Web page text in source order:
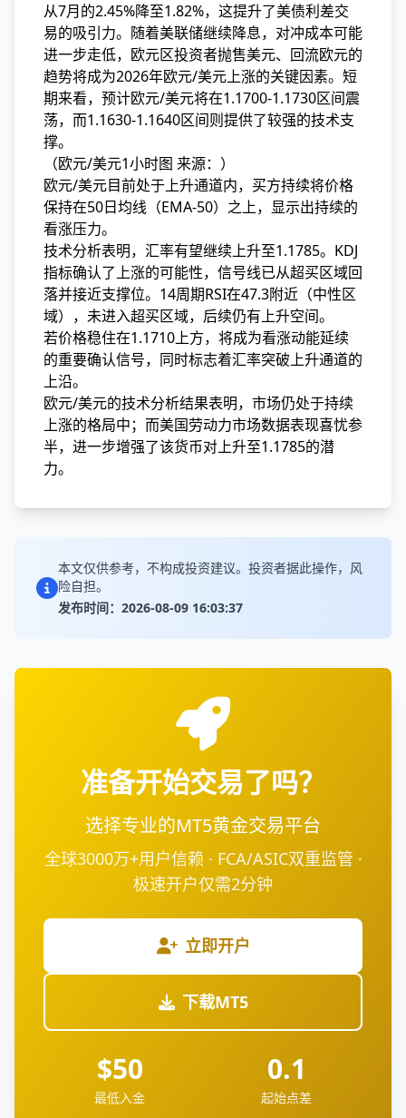
从7月的2.45%降至1.82%，这提升了美债利差交
易的吸引力。随着美联储继续降息，对冲成本可能
进一步走低，欧元区投资者抛售美元、回流欧元的
趋势将成为2026年欧元/美元上涨的关键因素。短
期来看，预计欧元/美元将在1.1700-1.1730区间震
荡，而1.1630-1.1640区间则提供了较强的技术支
撑。
（欧元/美元1小时图 来源：）
欧元/美元目前处于上升通道内，买方持续将价格
保持在50日均线（EMA-50）之上，显示出持续的
看涨压力。
技术分析表明，汇率有望继续上升至1.1785。KDJ
指标确认了上涨的可能性，信号线已从超买区域回
落并接近支撑位。14周期RSI在47.3附近（中性区
域），未进入超买区域，后续仍有上升空间。
若价格稳住在1.1710上方，将成为看涨动能延续
的重要确认信号，同时标志着汇率突破上升通道的
上沿。
欧元/美元的技术分析结果表明，市场仍处于持续
上涨的格局中；而美国劳动力市场数据表现喜忧参
半，进一步增强了该货币对上升至1.1785的潜
力。
本文仅供参考，不构成投资建议。投资者据此操作，风
险自担。
发布时间：2026-08-09 16:03:37
准备开始交易了吗？
选择专业的MT5黄金交易平台
全球3000万+用户信赖 · FCA/ASIC双重监管 ·
极速开户仅需2分钟
立即开户
下载MT5
$50
最低入金
0.1
起始点差